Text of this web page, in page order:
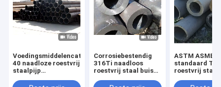
Voedingsmiddelencategorie
40 naadloze roestvrij
staalpijp
Corrosiebestendig
316Ti naadloos
roestvrij staal buis
industriële
ASTM ASME-
standaard
roestvrij staal
buis 1 1/2 quot